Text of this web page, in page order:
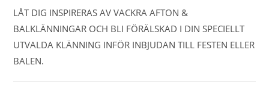
LÅT DIG INSPIRERAS AV VACKRA AFTON &
BALKLÄNNINGAR OCH BLI FÖRÄLSKAD I DIN SPECIELLT
UTVALDA KLÄNNING INFÖR INBJUDAN TILL FESTEN ELLER
BALEN.